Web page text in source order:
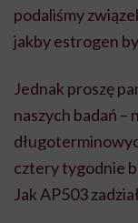
podaliśmy
jakby estrogen
Jednak proszę
naszych badań –
cztery tygodnie
Jak AP503